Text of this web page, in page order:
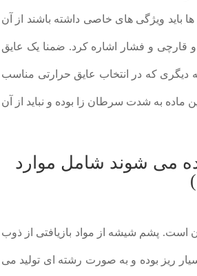
باید ویژگی های خاصی داشته باشند از آن
قارچی و فشار اشاره کرد. ضمنا یک عایق
دیگری که در انتخاب عایق حرارتی مناسب
ماده به شدت سرطان زا بوده و نباید از آن
می شوند شامل موارد
است. پشم شیشه از مواد بازیافتی از ذوب
ریز بوده و به صورت رشته ای تولید می